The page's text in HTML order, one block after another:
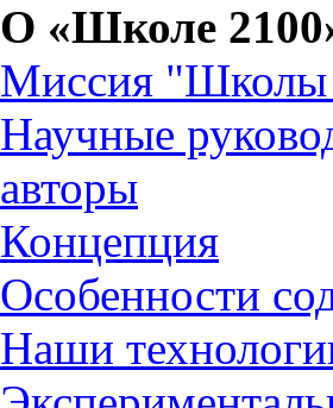
О «Школе
Миссия "Школы
Научные
авторы
Концепция
Особенности
Наши